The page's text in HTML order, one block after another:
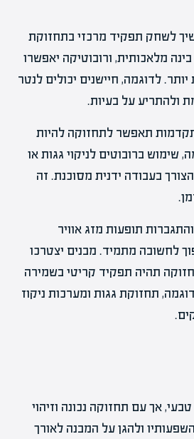
לשחק תפקיד מרכזי בתחזוקת
מלאכותית, ורובוטיקה יאפשרו
לדוגמה, חיישנים יכולים לנטר
ולהתריע על בעיות.
תאפשר לתחזוקה להיות
שימוש ברובוטים לניקוי גגות או
בעבודה ידנית מסוכנת. זה
תופעות מזג אוויר
לחשובה מתמיד. מבנים יצטרכו
תהיה תפקיד קריטי בשמירה
תחזוקת גגות ומערכות ניקוז
אך עם תחזוקה נכונה וזיהוי
ולהגן על המבנה לאורך